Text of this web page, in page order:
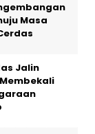
Masa
Jalin